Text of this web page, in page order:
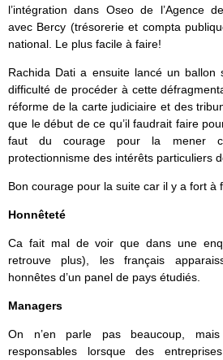
l’intégration dans Oseo de l’Agence
avec Bercy (trésorerie et compta
national. Le plus facile à faire!
Rachida Dati a ensuite lancé un ballon
difficulté de procéder à cette
réforme de la carte judiciaire et des
que le début de ce qu’il faudrait faire
faut du courage pour la mener
protectionnisme des intérêts particuliers
Bon courage pour la suite car il y a fort à
Honnêteté
Ca fait mal de voir que dans une
retrouve plus), les français
honnêtes d’un panel de pays étudiés.
Managers
On n’en parle pas beaucoup,
responsables lorsque des